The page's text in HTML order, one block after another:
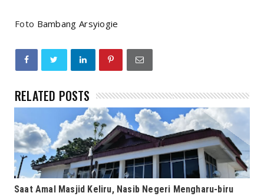
Foto Bambang Arsyiogie
RELATED POSTS
Saat Amal Masjid Keliru, Nasib Negeri Mengharu-biru